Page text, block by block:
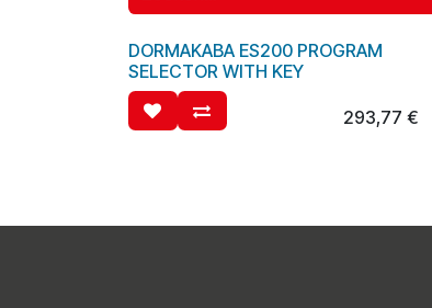
DORMAKABA ES200 PROGRAM
SELECTOR WITH KEY
293,77 €